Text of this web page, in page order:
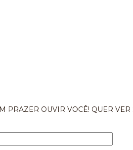
PRAZER OUVIR VOCÊ! QUER